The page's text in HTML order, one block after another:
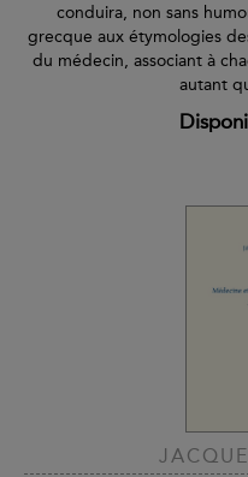
conduira, non sans
grecque aux étymologies
du médecin, associant à
autant